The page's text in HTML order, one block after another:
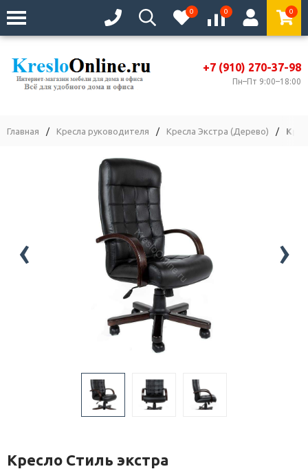
0 0 0
+7 (910) 270-37-98
Пн–Пт 9:00–18:00
Главная / Кресла руководителя / Кресла Экстра (Дерево) /
‹ ›
Кресло Стиль экстра